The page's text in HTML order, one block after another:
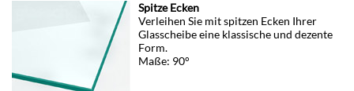
Spitze Ecken
Verleihen Sie mit spitzen Ecken Ihrer
Glasscheibe eine klassische und dezente
Form.
Maße: 90°